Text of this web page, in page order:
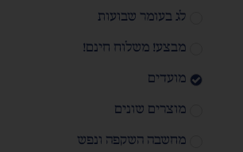
לג בעומר שבועות
מבצע! משלוח חינם!
מועדים
מוצרים שונים
מחשבה השקפה ונפש